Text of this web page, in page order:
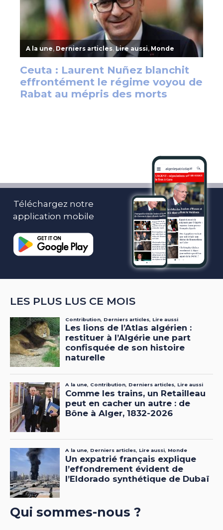
Téléchargez notre
application mobile
LES PLUS LUS CE MOIS
Qui sommes-nous ?